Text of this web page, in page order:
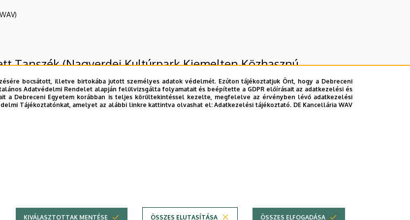
Tanszék (Nagyerdei Kultúrpark Kiemelten Közhasznú
Kar
bocsátott, illetve birtokába jutott személyes adatok védelmét. Ezúton tájékoztatjuk Önt, hogy a Debreceni
Adatvédelmi Rendelet alapján felülvizsgálta folyamatait és beépítette a GDPR előírásait az adatkezelési és
a Debreceni Egyetem korábban is teljes körültekintéssel kezelte, megfelelve az érvényben lévő adatkezelési
Tájékoztatónkat, amelyet az alábbi linkre kattintva olvashat el:Adatkezelési tájékoztató. DE Kancellária WAV
KIVÁLASZTOTTAK MENTÉSE ÖSSZES ELUTASÍTÁSA ÖSSZES ELFOGADÁSA